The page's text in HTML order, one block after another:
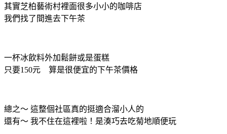
其實芝柏藝術村裡面很多小小的咖啡店
我們找了間進去下午茶
一杯冰飲料外加鬆餅或是蛋糕
只要150元 算是很便宜的下午茶價格
總之～ 這整個社區真的挺適合溜小人的
還有～ 我不住在這裡啦！是湊巧去吃菊地順便玩